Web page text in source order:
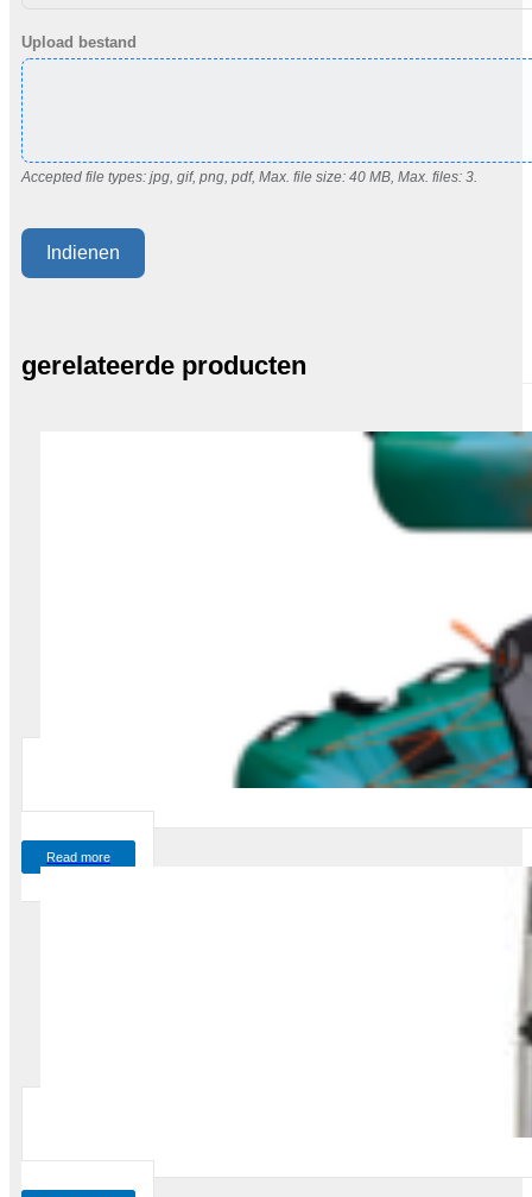
Upload bestand
Accepted file types: jpg, gif, png, pdf, Max. file size: 40 MB, Max. files: 3.
Indienen
gerelateerde producten
Read more